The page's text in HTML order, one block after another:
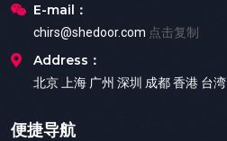
E-mail：
chirs@shedoor.com 点击复制
Address：
北京 上海 广州 深圳 成都 香港 台湾
便捷导航